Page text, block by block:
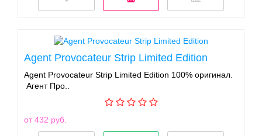
Agent Provocateur Strip Limited Edition
Agent Provocateur Strip Limited Edition 100% оригинал.
Агент Про..
от 432 руб.